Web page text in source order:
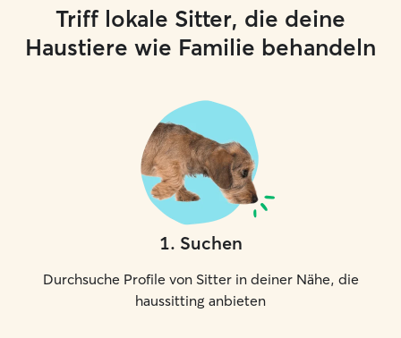
Triff lokale Sitter, die deine
Haustiere wie Familie behandeln
1. Suchen
Durchsuche Profile von Sitter in deiner Nähe, die
haussitting anbieten